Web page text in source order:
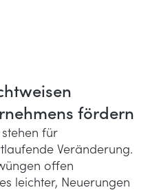
fördern
für
Veränderung.
offen
leichter, Neuerungen